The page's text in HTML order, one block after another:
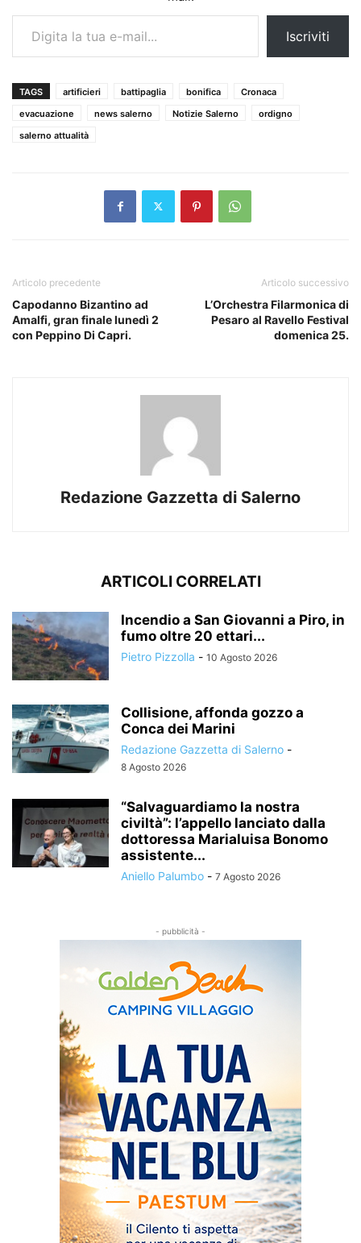
Digita la tua e-mail...
Iscriviti
TAGS artificieri battipaglia bonifica
Cronaca
evacuazione
news salerno Notizie Salerno
ordigno
salerno attualità
Articolo precedente
Capodanno Bizantino ad
Amalfi, gran finale lunedì 2
con Peppino Di Capri.
Articolo successivo
L’Orchestra Filarmonica di
Pesaro al Ravello Festival
domenica 25.
Redazione Gazzetta di Salerno
ARTICOLI CORRELATI
Incendio a San Giovanni a Piro, in
fumo oltre 20 ettari...
Pietro Pizzolla - 10 Agosto 2026
Collisione, affonda gozzo a
Conca dei Marini
Redazione Gazzetta di Salerno -
8 Agosto 2026
“Salvaguardiamo la nostra
civiltà”: l’appello lanciato dalla
dottoressa Marialuisa Bonomo
assistente...
Aniello Palumbo - 7 Agosto 2026
- pubblicità -